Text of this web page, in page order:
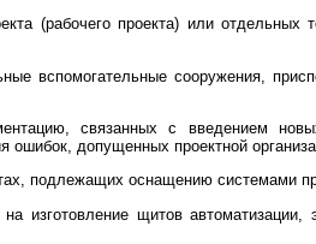
(рабочего проекта) или отдельных
вспомогательные сооружения,
связанных с введением
ошибок, допущенных проектной
подлежащих оснащению системами
изготовление щитов